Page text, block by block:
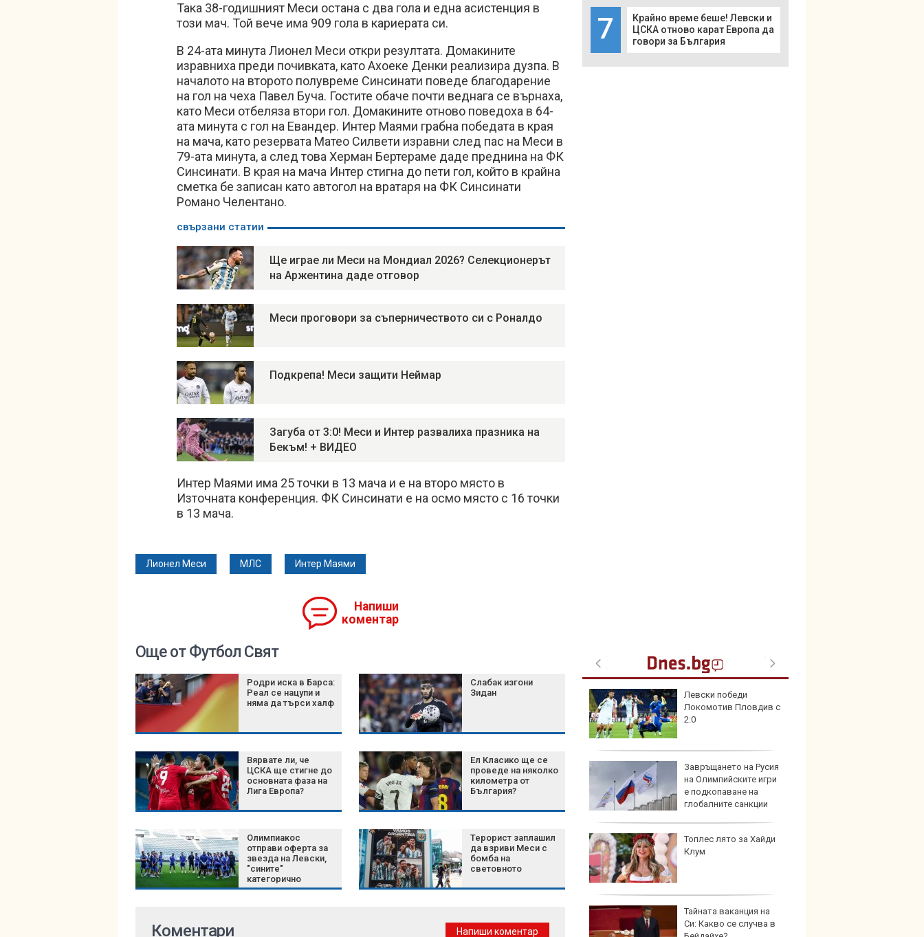
Така 38-годишният Меси остана с два гола и една асистенция в
този мач. Той вече има 909 гола в кариерата си.
В 24-ата минута Лионел Меси откри резултата. Домакините
изравниха преди почивката, като Ахоеке Денки реализира дузпа. В
началото на второто полувреме Синсинати поведе благодарение
на гол на чеха Павел Буча. Гостите обаче почти веднага се върнаха,
като Меси отбеляза втори гол. Домакините отново поведоха в 64-
ата минута с гол на Евандер. Интер Маями грабна победата в края
на мача, като резервата Матео Силвети изравни след пас на Меси в
79-ата минута, а след това Херман Бертераме даде преднина на ФК
Синсинати. В края на мача Интер стигна до пети гол, който в крайна
сметка бе записан като автогол на вратаря на ФК Синсинати
Романо Челентано.
свързани статии
Ще играе ли Меси на Мондиал 2026? Селекционерът
на Аржентина даде отговор
Меси проговори за съперничеството си с Роналдо
Подкрепа! Меси защити Неймар
Загуба от 3:0! Меси и Интер развалиха празника на
Бекъм! + ВИДЕО
Интер Маями има 25 точки в 13 мача и е на второ място в
Източната конференция. ФК Синсинати е на осмо място с 16 точки
в 13 мача.
Лионел Меси МЛС Интер Маями
Напиши
коментар
7
Крайно време беше! Левски и
ЦСКА отново карат Европа да
говори за България
Още от Футбол Свят
Родри иска в Барса:
Реал се нацупи и
няма да търси халф
Слабак изгони
Зидан
Вярвате ли, че
ЦСКА ще стигне до
основната фаза на
Лига Европа?
Ел Класико ще се
проведе на няколко
километра от
България?
Олимпиакос
отправи оферта за
звезда на Левски,
"сините"
категорично
отказаха
Терорист заплашил
да взриви Меси с
бомба на
световното
Green Day пусна
Затягат контрола по
плажовете в
Халкидики, има арести
Късна емисия
система за откриване
Левски победи
Локомотив Пловдив с
2:0
Завръщането на Русия
на Олимпийските игри
е подкопаване на
глобалните санкции
Топлес лято за Хайди
Клум
Тайната ваканция на
Си: Какво се случва в
Коментари Напиши коментар